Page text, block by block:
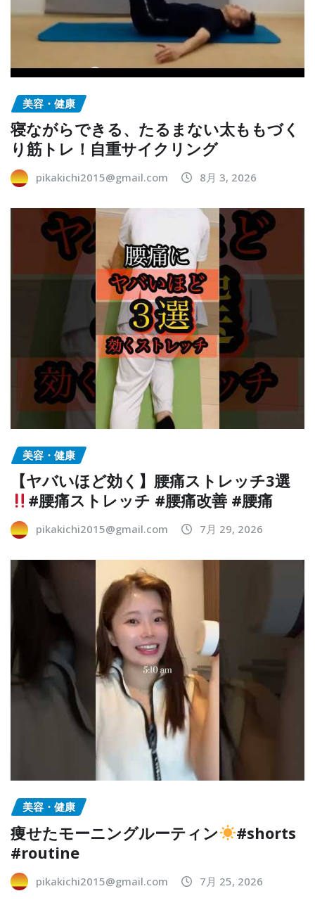
美容・健康
寝ながらできる、たるまない太ももづく
り筋トレ！自重サイクリング
pikakichi2015@gmail.com 8月 3, 2026
美容・健康
【ヤバいほど効く】腰痛ストレッチ3選
#腰痛ストレッチ #腰痛改善 #腰痛
pikakichi2015@gmail.com 7月 29, 2026
美容・健康
痩せたモーニングルーティン
#shorts
#routine
pikakichi2015@gmail.com 7月 25, 2026